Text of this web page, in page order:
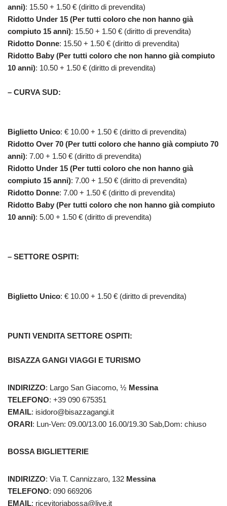
anni): 15.50 + 1.50 € (diritto di prevendita)
Ridotto Under 15 (Per tutti coloro che non hanno già
compiuto 15 anni): 15.50 + 1.50 € (diritto di prevendita)
Ridotto Donne: 15.50 + 1.50 € (diritto di prevendita)
Ridotto Baby (Per tutti coloro che non hanno già compiuto
10 anni): 10.50 + 1.50 € (diritto di prevendita)
– CURVA SUD:
Biglietto Unico: € 10.00 + 1.50 € (diritto di prevendita)
Ridotto Over 70 (Per tutti coloro che hanno già compiuto 70
anni): 7.00 + 1.50 € (diritto di prevendita)
Ridotto Under 15 (Per tutti coloro che non hanno già
compiuto 15 anni): 7.00 + 1.50 € (diritto di prevendita)
Ridotto Donne: 7.00 + 1.50 € (diritto di prevendita)
Ridotto Baby (Per tutti coloro che non hanno già compiuto
10 anni): 5.00 + 1.50 € (diritto di prevendita)
– SETTORE OSPITI:
Biglietto Unico: € 10.00 + 1.50 € (diritto di prevendita)
PUNTI VENDITA SETTORE OSPITI:
BISAZZA GANGI VIAGGI E TURISMO
INDIRIZZO: Largo San Giacomo, ½ Messina
TELEFONO: +39 090 675351
EMAIL: isidoro@bisazzagangi.it
ORARI: Lun-Ven: 09.00/13.00 16.00/19.30 Sab,Dom: chiuso
BOSSA BIGLIETTERIE
INDIRIZZO: Via T. Cannizzaro, 132 Messina
TELEFONO: 090 669206
EMAIL: ricevitoriabossa@live.it